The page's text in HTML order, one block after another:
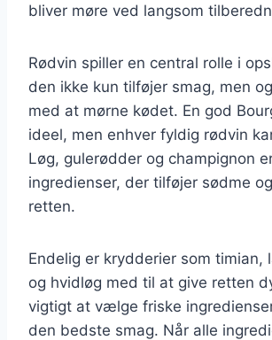
bliver møre ved langsom
Rødvin spiller en central rolle i
den ikke kun tilføjer smag, men
med at mørne kødet. En god
ideel, men enhver fyldig rødvin
Løg, gulerødder og champignon
ingredienser, der tilføjer sødme
retten.
Endelig er krydderier som
og hvidløg med til at give retten
vigtigt at vælge friske
den bedste smag. Når alle